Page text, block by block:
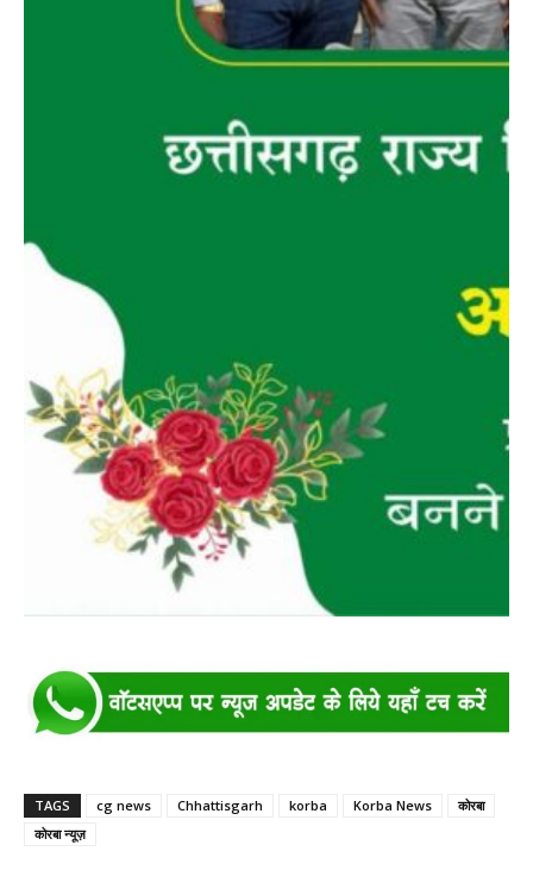
TAGS cg news Chhattisgarh korba Korba News
कोरबा
कोरबा न्यूज़